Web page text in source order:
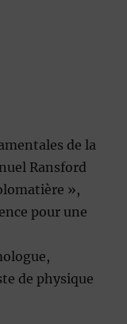
de la
Ransford
»,
pour une
de physique